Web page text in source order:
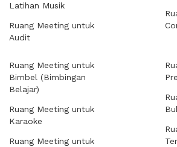
Latihan Musik
Ruang Meeting untuk
Audit
Ruang Meeting untuk
Bimbel (Bimbingan
Belajar)
Ruang Meeting untuk
Karaoke
Ruang Meeting untuk